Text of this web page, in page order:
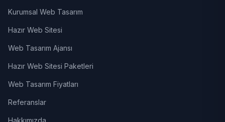
Kurumsal Web Tasarım
Hazır Web Sitesi
Web Tasarım Ajansı
Hazır Web Sitesi Paketleri
Web Tasarım Fiyatları
Referanslar